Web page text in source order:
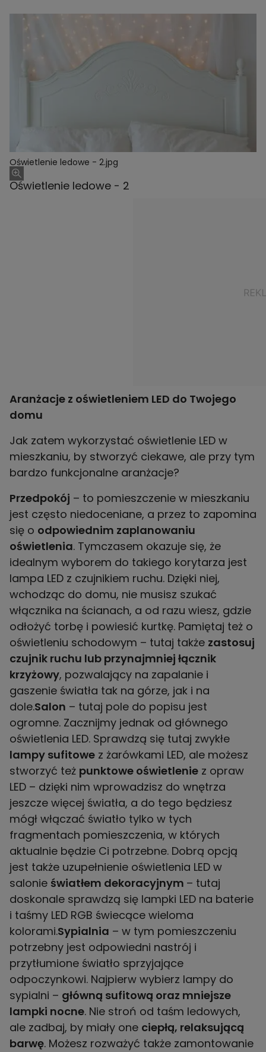
Oświetlenie ledowe - 2.jpg
Oświetlenie ledowe - 2
Aranżacje z oświetleniem LED do Twojego
domu
Jak zatem wykorzystać oświetlenie LED w
mieszkaniu, by stworzyć ciekawe, ale przy tym
bardzo funkcjonalne aranżacje?
Przedpokój – to pomieszczenie w mieszkaniu
jest często niedoceniane, a przez to zapomina
się o odpowiednim zaplanowaniu
oświetlenia. Tymczasem okazuje się, że
idealnym wyborem do takiego korytarza jest
lampa LED z czujnikiem ruchu. Dzięki niej,
wchodząc do domu, nie musisz szukać
włącznika na ścianach, a od razu wiesz, gdzie
odłożyć torbę i powiesić kurtkę. Pamiętaj też o
oświetleniu schodowym – tutaj także zastosuj
czujnik ruchu lub przynajmniej łącznik
krzyżowy, pozwalający na zapalanie i
gaszenie światła tak na górze, jak i na
dole.Salon – tutaj pole do popisu jest
ogromne. Zacznijmy jednak od głównego
oświetlenia LED. Sprawdzą się tutaj zwykłe
lampy sufitowe z żarówkami LED, ale możesz
stworzyć też punktowe oświetlenie z opraw
LED – dzięki nim wprowadzisz do wnętrza
jeszcze więcej światła, a do tego będziesz
mógł włączać światło tylko w tych
fragmentach pomieszczenia, w których
aktualnie będzie Ci potrzebne. Dobrą opcją
jest także uzupełnienie oświetlenia LED w
salonie światłem dekoracyjnym – tutaj
doskonale sprawdzą się lampki LED na baterie
i taśmy LED RGB świecące wieloma
kolorami.Sypialnia – w tym pomieszczeniu
potrzebny jest odpowiedni nastrój i
przytłumione światło sprzyjające
odpoczynkowi. Najpierw wybierz lampy do
sypialni – główną sufitową oraz mniejsze
lampki nocne. Nie stroń od taśm ledowych,
ale zadbaj, by miały one ciepłą, relaksującą
barwę. Możesz rozważyć także zamontowanie